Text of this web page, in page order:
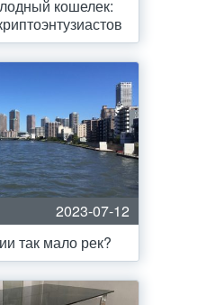
кошелек:
2023-07-12
так мало рек?